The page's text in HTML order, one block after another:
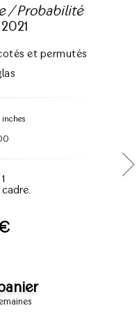
/ Probabilité
et permutés
inches
cadre.